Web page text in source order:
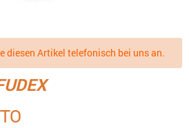
diesen Artikel telefonisch bei uns an.